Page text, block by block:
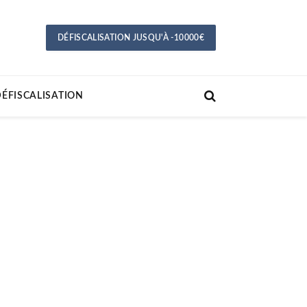
DÉFISCALISATION JUSQU'À -10000€